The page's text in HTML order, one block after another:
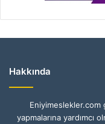
Hakkında
Eniyimeslekler.com
yapmalarına yardımcı